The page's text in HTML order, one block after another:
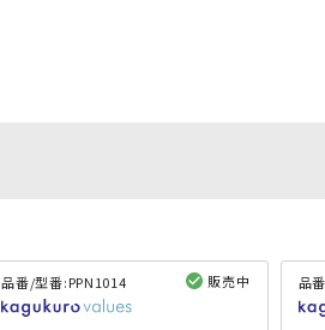
品番/型番:PPN1014
販売中
品